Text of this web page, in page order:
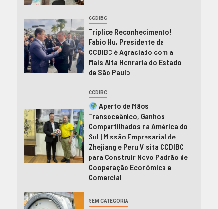
CCDIBC
Tríplice Reconhecimento!
Fabio Hu, Presidente da
CCDIBC é Agraciado com a
Mais Alta Honraria do Estado
de São Paulo
CCDIBC
Aperto de Mãos
Transoceânico, Ganhos
Compartilhados na América do
Sul | Missão Empresarial de
Zhejiang e Peru Visita CCDIBC
para Construir Novo Padrão de
Cooperação Econômica e
Comercial
SEM CATEGORIA